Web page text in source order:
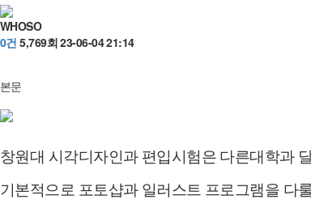
WHOSO
0건 5,769회23-06-04 21:14
본문
창원대 시각디자인과 편입시험은 다른대학과
기본적으로 포토샵과 일러스트 프로그램을 다